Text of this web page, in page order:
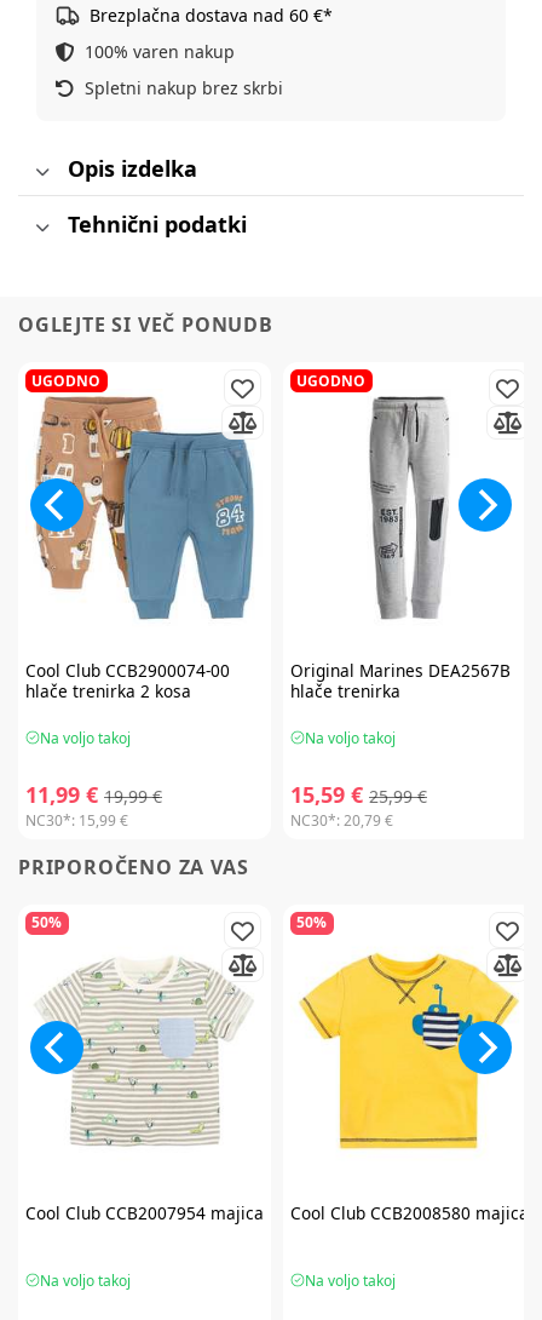
Brezplačna dostava nad 60 €*
100% varen nakup
Spletni nakup brez skrbi
Opis izdelka
Tehnični podatki
OGLEJTE SI VEČ PONUDB
UGODNO
Cool ClubCCB2900074-00
hlače trenirka 2 kosa
Na voljo takoj
11,99 € 19,99 €
NC30*: 15,99 €
UGODNO
Original Marines DEA2567B
hlače trenirka
Na voljo takoj
15,59 € 25,99 €
NC30*:20,79 €
PRIPOROČENO ZA VAS
50%
Cool ClubCCB2007954 majica
Na voljo takoj
50%
Cool ClubCCB2008580 majica
Na voljo takoj